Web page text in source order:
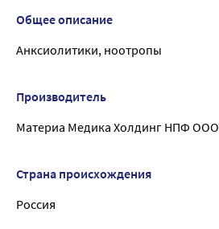
Общее описание
Анксиолитики, ноотропы
Производитель
Материа Медика Холдинг НПФ ООО
Страна происхождения
Россия